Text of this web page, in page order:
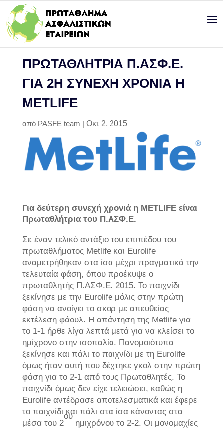
ΠΡΩΤΑΘΛΉΤΡΙΑ Π.ΑΣΦ.Ε.
ΓΙΑ 2Η ΣΥΝΕΧΉ ΧΡΟΝΙΆ Η
METLIFE
από PASFE team | Οκτ 2, 2015
Για δεύτερη συνεχή χρονιά η METLIFE είναι
Πρωταθλήτρια του Π.ΑΣΦ.Ε.
Σε έναν τελικό αντάξιο του επιπέδου του
πρωταθλήματος Metlife και Eurolife
αναμετρήθηκαν στα ίσα μέχρι πραγματικά την
τελευταία φάση, όπου προέκυψε ο
πρωταθλητής Π.ΑΣΦ.Ε. 2015. Το παιχνίδι
ξεκίνησε με την Eurolife μόλις στην πρώτη
φάση να ανοίγει το σκορ με απευθείας
εκτέλεση φάουλ. Η απάντηση της Metlife για
το 1-1 ήρθε λίγα λεπτά μετά για να κλείσει το
ημίχρονο στην ισοπαλία. Πανομοιότυπα
ξεκίνησε και πάλι το παιχνίδι με τη Eurolife
όμως ήταν αυτή που δέχτηκε γκολ στην πρώτη
φάση για το 2-1 από τους Πρωταθλητές. Το
παιχνίδι όμως δεν είχε τελειώσει, καθώς η
Eurolife αντέδρασε αποτελεσματικά και έφερε
το παιχνίδι και πάλι στα ίσα κάνοντας στα
μέσα του 2
ου
ημιχρόνου το 2-2. Οι μονομαχίες